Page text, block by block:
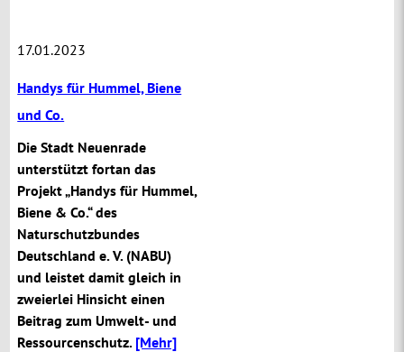
17.01.2023
Handys für Hummel, Biene
und Co.
Die Stadt Neuenrade
unterstützt fortan das
Projekt „Handys für Hummel,
Biene & Co.“ des
Naturschutzbundes
Deutschland e. V. (NABU)
und leistet damit gleich in
zweierlei Hinsicht einen
Beitrag zum Umwelt- und
Ressourcenschutz. [Mehr]